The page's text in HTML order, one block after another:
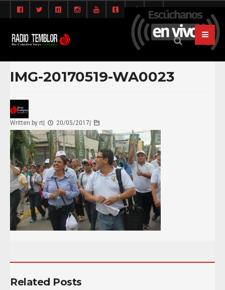
IMG-20170519-WA0023
Written by rt 20/05/2017
Related Posts